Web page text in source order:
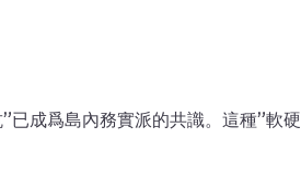
已成爲島內務實派的共識。這種”軟硬